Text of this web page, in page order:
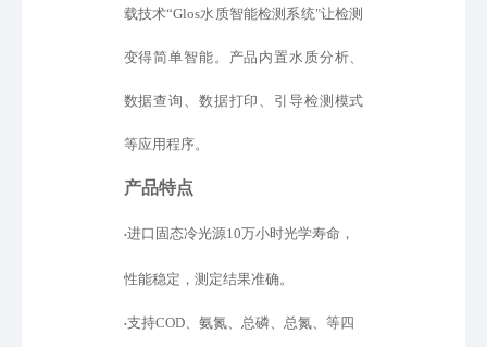
载技术“Glos水质智能检测系统"让检测
变得简单智能。产品内置水质分析、
数据查询、 数据打印、引导检测模式
等应用程序。
产品特点
•进口固态冷光源10万小时光学寿命，
性能稳定，测定结果准确。
•支持COD、氨氮、总磷、总氮、等四